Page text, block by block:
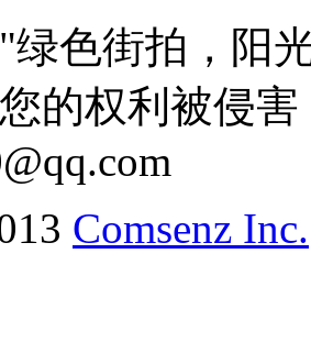
绿色街拍，阳
的权利被侵
Comsenz Inc.